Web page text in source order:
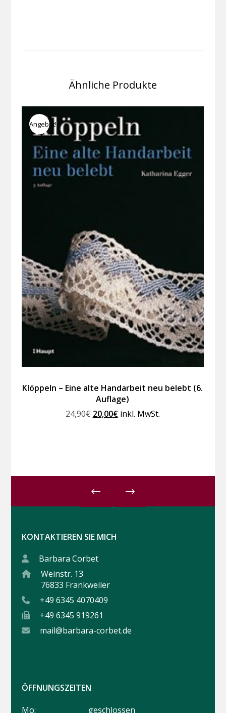
Ähnliche Produkte
Angebot!
Klöppeln – Eine alte Handarbeit neu belebt (6.
Auflage)
24,90€ Ursprünglicher
20,00€Aktueller
inkl. MwSt.
KONTAKTIEREN SIE MICH
Barbara Corbet
Weinstr. 13
76833 Frankweiler
+49 6345 4070409
+49 6345 919261
mail@barbara-corbet.de
ÖFFNUNGSZEITEN
Mo:
geschlossen